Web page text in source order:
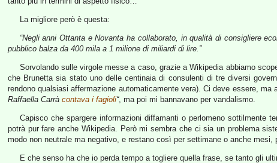
La migliore però è questa:
“Negli anni Ottanta e Novanta ha collaborato, in qualità di consigliere
pubblico balza da 400 mila a 1 milione di miliardi di lire.”
Sorvolando sulle virgole messe a caso, grazie a Wikipedia abbiamo
che Brunetta sia stato uno delle centinaia di consulenti di tre diversi
rendono qualsiasi affermazione automaticamente vera). Ci deve essere,
Raffaella Carrà contava i fagioli“, ma poi mi bannavano per vandalismo.
Capisco che spargere informazioni diffamanti o perlomeno sottilmente
potrà pur fare anche Wikipedia. Però mi sembra che ci sia un problema
modo non neutrale ma negativo, e restano così per settimane o anche
E che senso ha che io perda tempo a togliere quella frase, se tanto gli